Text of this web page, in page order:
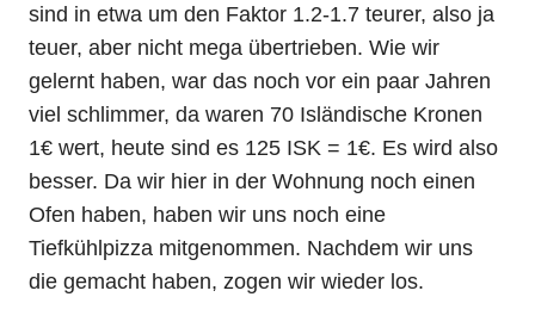
sind in etwa um den Faktor 1.2-1.7 teurer, also ja
teuer, aber nicht mega übertrieben. Wie wir
gelernt haben, war das noch vor ein paar Jahren
viel schlimmer, da waren 70 Isländische Kronen
1€ wert, heute sind es 125 ISK = 1€. Es wird also
besser. Da wir hier in der Wohnung noch einen
Ofen haben, haben wir uns noch eine
Tiefkühlpizza mitgenommen. Nachdem wir uns
die gemacht haben, zogen wir wieder los.